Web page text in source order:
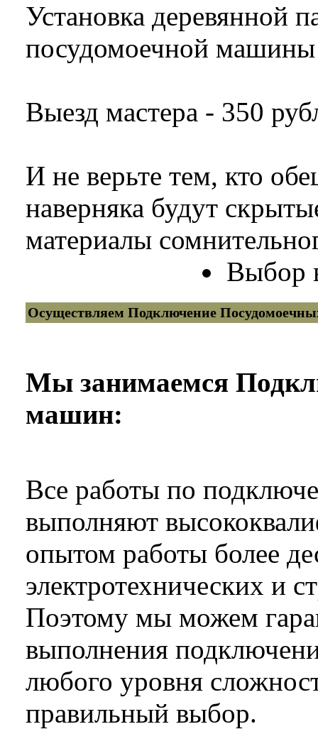
Установка деревянной
посудомоечной машины
Выезд мастера - 350
И не верьте тем, кто
наверняка будут
материалы
Выбор
Осуществляем Подключение
Мы занимаемся
машин:
Все работы по
выполняют
опытом работы более
электротехнических и
Поэтому мы можем
выполнения
любого уровня
правильный выбор.